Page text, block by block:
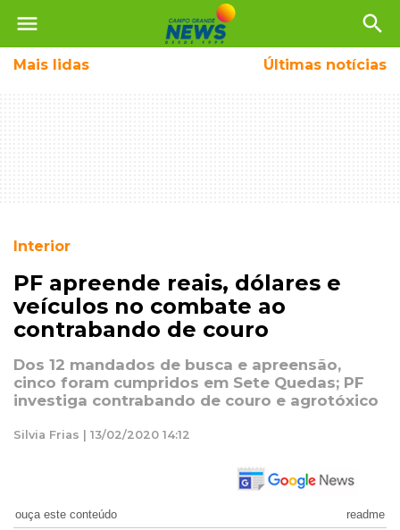
menu search
Mais lidas Últimas notícias
Interior
PF apreende reais, dólares e
veículos no combate ao
contrabando de couro
Dos 12 mandados de busca e apreensão,
cinco foram cumpridos em Sete Quedas; PF
investiga contrabando de couro e agrotóxico
Silvia Frias | 13/02/2020 14:12
ouça este conteúdo readme